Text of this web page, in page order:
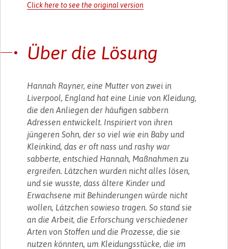
Click here to see the original version
Über die Lösung
Hannah Rayner, eine Mutter von zwei in
Liverpool, England hat eine Linie von Kleidung,
die den Anliegen der häufigen sabbern
Adressen entwickelt. Inspiriert von ihren
jüngeren Sohn, der so viel wie ein Baby und
Kleinkind, das er oft nass und rashy war
sabberte, entschied Hannah, Maßnahmen zu
ergreifen. Lätzchen wurden nicht alles lösen,
und sie wusste, dass ältere Kinder und
Erwachsene mit Behinderungen würde nicht
wollen, Lätzchen sowieso tragen. So stand sie
an die Arbeit, die Erforschung verschiedener
Arten von Stoffen und die Prozesse, die sie
nutzen könnten, um Kleidungsstücke, die im